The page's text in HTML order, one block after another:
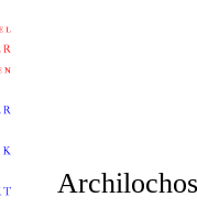
Archilochos